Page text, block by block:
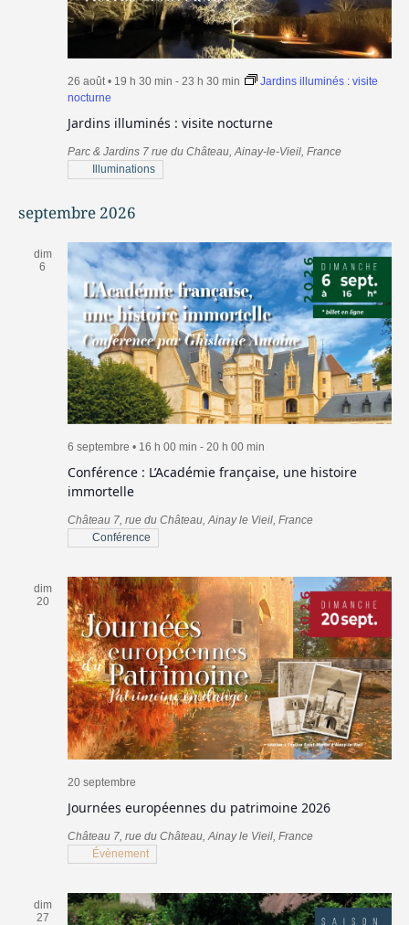
Jardins illuminés : visite nocturne
26 août • 19 h 30 min - 23 h 30 min
Jardins illuminés : visite
nocturne
Parc & Jardins 7 rue du Château, Ainay-le-Vieil, France
Illuminations
septembre 2026
dim
6
Conférence : L’Académie française, une histoire
immortelle
6 septembre • 16 h 00 min - 20 h 00 min
Château 7, rue du Château, Ainay le Vieil, France
Conférence
dim
20
Journées européennes du patrimoine 2026
20 septembre
Château 7, rue du Château, Ainay le Vieil, France
Évènement
dim
27